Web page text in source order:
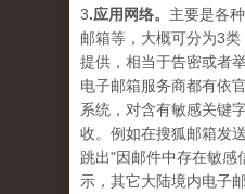
3.应用网络。 主要是各
邮箱等，大概可分为3
提供，相当于告密或者
电子邮箱服务商都有依
系统，对含有敏感关键
收。例如在搜狐邮箱发
跳出"因邮件中存在敏感
示，其它大陆境内电子